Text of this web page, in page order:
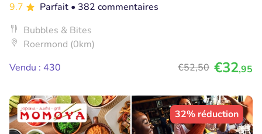
9.7
Parfait • 382 commentaires
Bubbles & Bites
Roermond (0km)
Vendu : 430
€52,50 €32,95
32% réduction